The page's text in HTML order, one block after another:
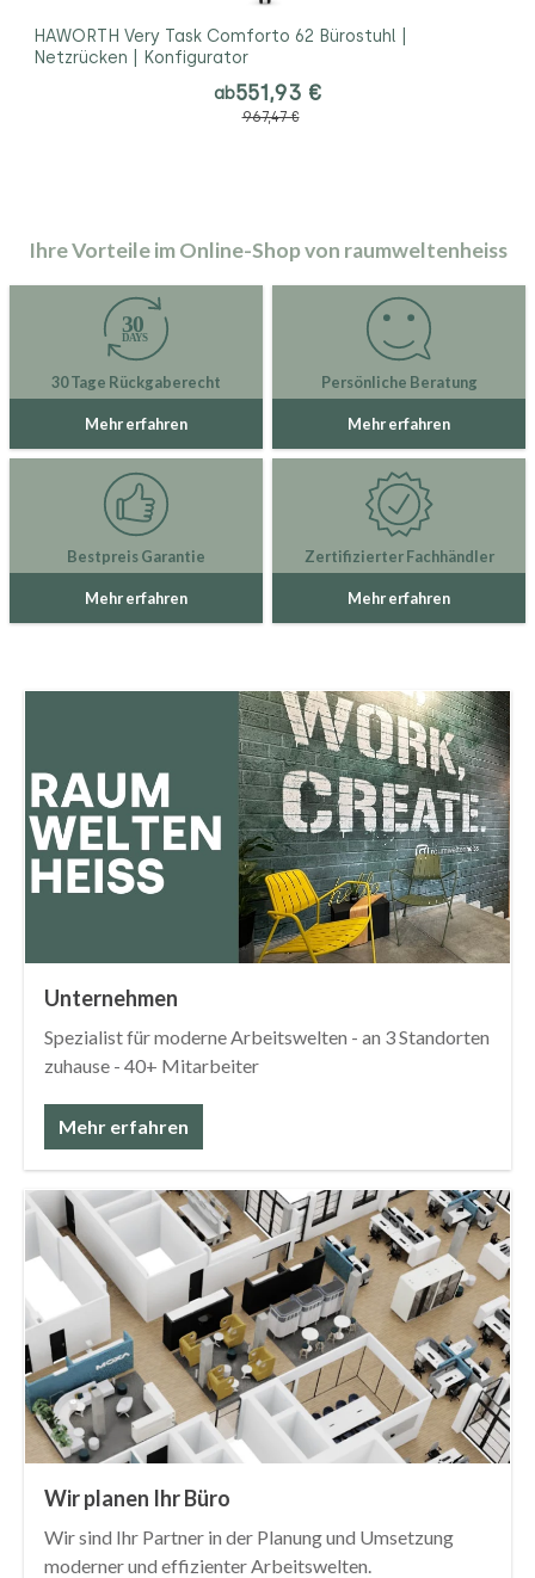
HAWORTH Very Task Comforto 62 Bürostuhl |
Netzrücken | Konfigurator
ab551,93 €
967,47 €
Ihre Vorteile im Online-Shop von raumweltenheiss
30 Tage Rückgaberecht
Mehr erfahren
Persönliche Beratung
Mehr erfahren
Bestpreis Garantie
Mehr erfahren
Zertifizierter Fachhändler
Mehr erfahren
Unternehmen
Spezialist für moderne Arbeitswelten - an 3 Standorten
zuhause - 40+ Mitarbeiter
Mehr erfahren
Wir planen Ihr Büro
Wir sind Ihr Partner in der Planung und Umsetzung
moderner und effizienter Arbeitswelten.